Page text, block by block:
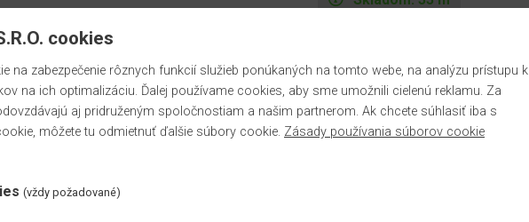
je vo výpredaji a nie je možné ho doobjednať
cookies
na zabezpečenie rôznych funkcií služieb ponúkaných na tomto webe, na analýzu prístupu k
na ich optimalizáciu. Ďalej používame cookies, aby sme umožnili cielenú reklamu. Za
aj pridruženým spoločnostiam a našim partnerom. Ak chcete súhlasiť iba s
môžete tu odmietnuť ďalšie súbory cookie. Zásady používania súborov cookie
(vždy požadované)